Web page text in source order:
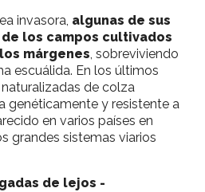
invasora, algunas de sus
los campos cultivados
márgenes , sobreviviendo
escuálida. En los últimos
de colza
genéticamente y resistente a
en varios países en
grandes sistemas viarios
de lejos -